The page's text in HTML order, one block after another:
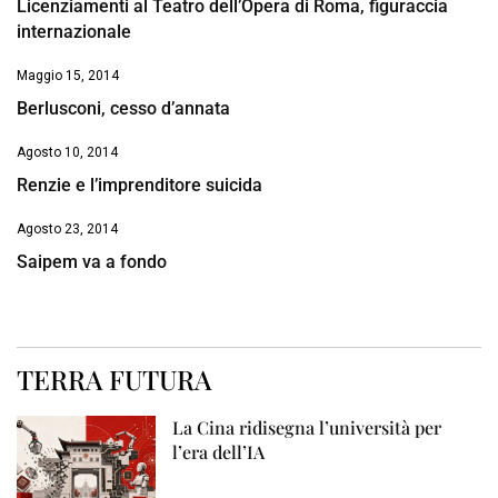
Licenziamenti al Teatro dell’Opera di Roma, figuraccia
internazionale
Maggio 15, 2014
Berlusconi, cesso d’annata
Agosto 10, 2014
Renzie e l’imprenditore suicida
Agosto 23, 2014
Saipem va a fondo
TERRA FUTURA
La Cina ridisegna l’università per
l’era dell’IA